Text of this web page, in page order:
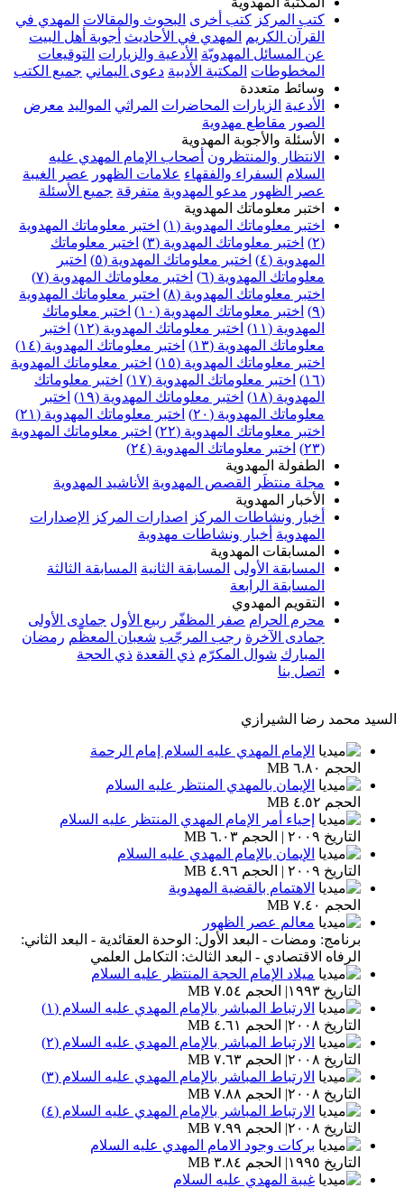
كتب المركز كتب أخرى البحوث والمقالات المهدي في
القرآن الكريم
المهدي في الأحاديث أجوبة أهل البيت
عن المسائل المهدويّة الأدعية والزيارات التوقيعات
المخطوطات المكتبة الأدبية دعوى اليماني جميع الكتب
وسائط متعددة
الأدعية الزيارات المحاضرات المراثي المواليد معرض
الصور مقاطع مهدوية
الأسئلة والأجوبة المهدوية
الانتظار والمنتظرون أصحاب الإمام المهدي عليه
السلام السفراء والفقهاء علامات الظهور
عصر الغيبة
عصر الظهور مدعو المهدوية متفرقة جميع الأسئلة
اختبر معلوماتك المهدوية
اختبر معلوماتك المهدوية (١)
اختبر معلوماتك المهدوية
(٢)
اختبر معلوماتك المهدوية (٣)
اختبر معلوماتك
المهدوية (٤)
اختبر معلوماتك المهدوية (٥)
اختبر
معلوماتك المهدوية (٦)
اختبر معلوماتك المهدوية (٧)
اختبر معلوماتك المهدوية (٨)
اختبر معلوماتك المهدوية
(٩)
اختبر معلوماتك المهدوية (١٠)
اختبر معلوماتك
المهدوية (١١)
اختبر معلوماتك المهدوية (١٢)
اختبر
معلوماتك المهدوية (١٣)
اختبر معلوماتك المهدوية (١٤)
اختبر معلوماتك المهدوية (١٥)
اختبر معلوماتك المهدوية
(١٦)
اختبر معلوماتك المهدوية (١٧)
اختبر معلوماتك
المهدوية (١٨)
اختبر معلوماتك المهدوية (١٩)
اختبر
معلوماتك المهدوية (٢٠)
اختبر معلوماتك المهدوية (٢١)
اختبر معلوماتك المهدوية (٢٢)
اختبر معلوماتك المهدوية
(٢٣)
اختبر معلوماتك المهدوية (٢٤)
الطفولة المهدوية
مجلة منتظَر
القصص المهدوية الأناشيد المهدوية
الأخبار المهدوية
أخبار ونشاطات المركز
اصدارات المركز
الإصدارات
المهدوية أخبار ونشاطات مهدوية
المسابقات المهدوية
المسابقة الأولى المسابقة الثانية المسابقة الثالثة
المسابقة الرابعة
التقويم المهدوي
محرم الحرام صفر المظفّر ربيع الأول جمادى الأولى
جمادى الآخرة رجب المرجّب شعبان المعظّم رمضان
المبارك شوال المكرّم ذي القعدة ذي الحجة
اتصل بنا
السيد محمد رضا الشيرازي
الإمام المهدي عليه السلام إمام الرحمة
الحجم ٦.٨٠ MB
الإيمان بالمهدي المنتظر عليه السلام
الحجم ٤.٥٢ MB
إحياء أمر الإمام المهدي المنتظر عليه السلام
التاريخ ٢٠٠٩ | الحجم ٦.٠٣ MB
الإيمان بالإمام المهدي عليه السلام
التاريخ ٢٠٠٩ | الحجم ٤.٩٦ MB
الاهتمام بالقضية المهدوية
الحجم ٧.٤٠ MB
معالم عصر الظهور
برنامج: ومضات - البعد الأول: الوحدة العقائدية - البعد الثاني:
الرفاه الاقتصادي - البعد الثالث: التكامل العلمي
ميلاد الإمام الحجة المنتظر عليه السلام
التاريخ ١٩٩٣| الحجم ٧.٥٤ MB
الارتباط المباشر بالإمام المهدي عليه السلام (١)
التاريخ ٢٠٠٨| الحجم ٤.٦١ MB
الارتباط المباشر بالإمام المهدي عليه السلام (٢)
التاريخ ٢٠٠٨| الحجم ٧.٦٣ MB
الارتباط المباشر بالإمام المهدي عليه السلام (٣)
التاريخ ٢٠٠٨| الحجم ٧.٨٨ MB
الارتباط المباشر بالإمام المهدي عليه السلام (٤)
التاريخ ٢٠٠٨| الحجم ٧.٩٩ MB
بركات وجود الامام المهدي عليه السلام
التاريخ ١٩٩٥| الحجم ٣.٨٤ MB
غيبة المهدي عليه السلام